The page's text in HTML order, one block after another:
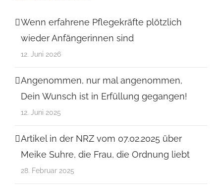
Wenn erfahrene Pflegekräfte plötzlich
wieder Anfängerinnen sind
12. Juni 2026
Angenommen, nur mal angenommen,
Dein Wunsch ist in Erfüllung gegangen!
12. Juni 2025
Artikel in der NRZ vom 07.02.2025 über
Meike Suhre, die Frau, die Ordnung liebt
28. Februar 2025